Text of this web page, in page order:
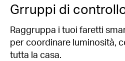
Grruppi di
Raggruppa i tuoi faretti
per coordinare luminosità,
tutta la casa.